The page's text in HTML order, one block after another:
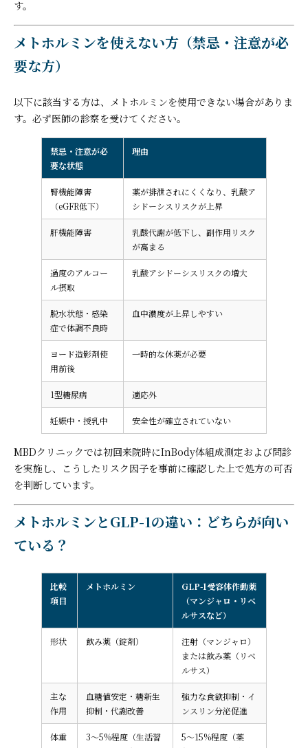
す。
メトホルミンを使えない方（禁忌・注意が必
要な方）
以下に該当する方は、メトホルミンを使用できない場合がありま
す。必ず医師の診察を受けてください。
禁忌・注意が必
要な状態
理由
腎機能障害
（eGFR低下）
薬が排泄されにくくなり、乳酸ア
シドーシスリスクが上昇
肝機能障害
乳酸代謝が低下し、副作用リスク
が高まる
過度のアルコー
ル摂取
乳酸アシドーシスリスクの増大
脱水状態・感染
症で体調不良時
血中濃度が上昇しやすい
ヨード造影剤使
用前後
一時的な休薬が必要
1型糖尿病 適応外
妊娠中・授乳中 安全性が確立されていない
MBDクリニックでは初回来院時にInBody体組成測定および問診
を実施し、こうしたリスク因子を事前に確認した上で処方の可否
を判断しています。
メトホルミンとGLP-1の違い：どちらが向い
ている？
比較
項目
メトホルミン
GLP-1受容体作動薬
（マンジャロ・リベ
ルサスなど）
形状 飲み薬（錠剤）
注射（マンジャロ）
または飲み薬（リベ
ルサス）
主な
作用
血糖値安定・糖新生
抑制・代謝改善
強力な食欲抑制・イ
ンスリン分泌促進
体重
3〜5%程度（生活習
5〜15%程度（薬